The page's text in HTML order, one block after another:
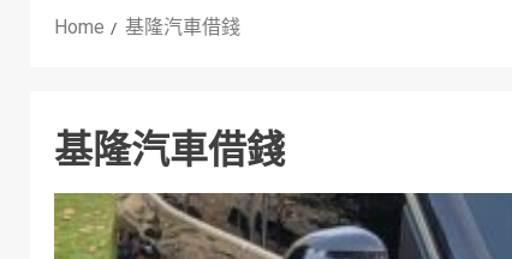
Home 基隆汽車借錢
基隆汽車借錢